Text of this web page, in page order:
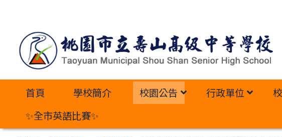
內
首頁 學校簡介 校園公告 行政單位
✨全市英語比賽✨